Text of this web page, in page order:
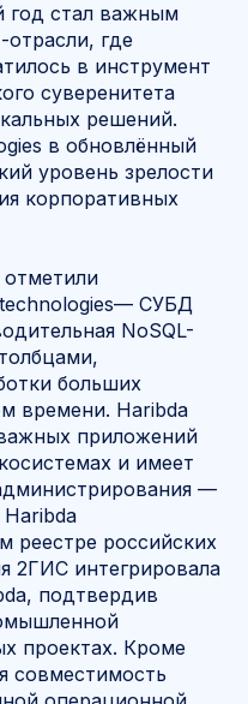
год стал важным
где
в инструмент
суверенитета
решений.
в обновлённый
уровень зрелости
корпоративных
СУБД
NoSQL-
больших
времени. Haribda
приложений
и имеет
—
реестре российских
2ГИС интегрировала
подтвердив
проектах. Кроме
совместимость